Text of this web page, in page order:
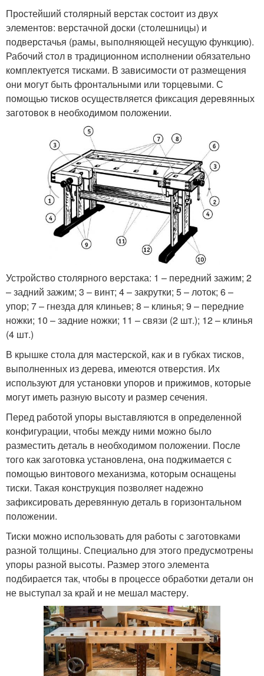
Простейший столярный верстак состоит из двух
элементов: верстачной доски (столешницы) и
подверстачья (рамы, выполняющей несущую функцию).
Рабочий стол в традиционном исполнении обязательно
комплектуется тисками. В зависимости от размещения
они могут быть фронтальными или торцевыми. С
помощью тисков осуществляется фиксация деревянных
заготовок в необходимом положении.
Устройство столярного верстака: 1 – передний зажим; 2
– задний зажим; 3 – винт; 4 – закрутки; 5 – лоток; 6 –
упор; 7 – гнезда для клиньев; 8 – клинья; 9 – передние
ножки; 10 – задние ножки; 11 – связи (2 шт.); 12 – клинья
(4 шт.)
В крышке стола для мастерской, как и в губках тисков,
выполненных из дерева, имеются отверстия. Их
используют для установки упоров и прижимов, которые
могут иметь разную высоту и размер сечения.
Перед работой упоры выставляются в определенной
конфигурации, чтобы между ними можно было
разместить деталь в необходимом положении. После
того как заготовка установлена, она поджимается с
помощью винтового механизма, которым оснащены
тиски. Такая конструкция позволяет надежно
зафиксировать деревянную деталь в горизонтальном
положении.
Тиски можно использовать для работы с заготовками
разной толщины. Специально для этого предусмотрены
упоры разной высоты. Размер этого элемента
подбирается так, чтобы в процессе обработки детали он
не выступал за край и не мешал мастеру.